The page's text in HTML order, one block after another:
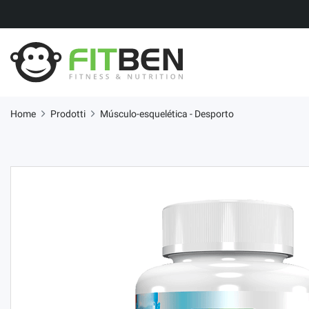
Home Prodotti Músculo-esquelética - Desporto